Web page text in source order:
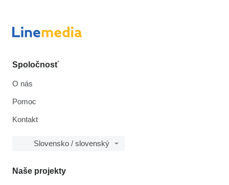
Spoločnosť
O nás
Pomoc
Kontakt
Slovensko / slovenský
Naše projekty